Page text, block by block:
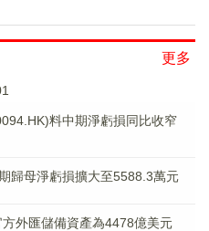
更多
料中期淨虧損同比收窄
歸母淨虧損擴大至5588.3萬元
外匯儲備資產為4478億美元